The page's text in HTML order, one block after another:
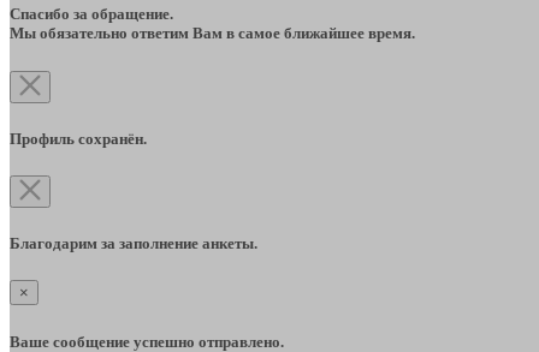
Спасибо за обращение.
Мы обязательно ответим Вам в самое ближайшее время.
Профиль сохранён.
Благодарим за заполнение анкеты.
×
Ваше сообщение успешно отправлено.